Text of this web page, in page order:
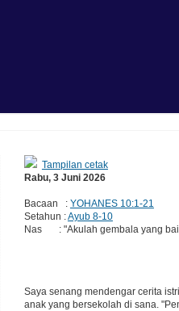
Tampilan cetak
Rabu, 3 Juni 2026
Bacaan : YOHANES 10:1-21
Setahun :Ayub 8-10
Nas : "Akulah gembala yang
Saya senang mendengar cerita
anak yang bersekolah di sana.